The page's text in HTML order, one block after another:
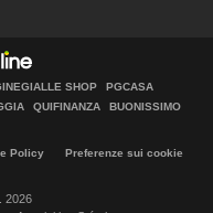
SHOP
PGCASA
QUIFINANZA
BUONISSIMO
Policy
Preferenze sui cookie
2026